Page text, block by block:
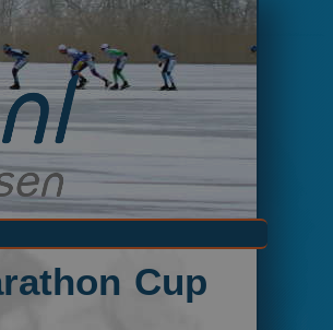
Cup